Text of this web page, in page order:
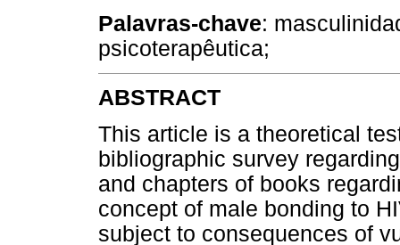
Palavras-chave:
psicoterapêutica;
ABSTRACT
This article is a theoretical
bibliographic survey
and chapters of books
concept of male bonding to
subject to consequences of